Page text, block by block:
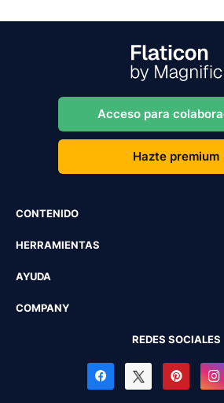
Acceso para
Hazte premium
CONTENIDO
HERRAMIENTAS
AYUDA
COMPANY
REDES SOCIALES